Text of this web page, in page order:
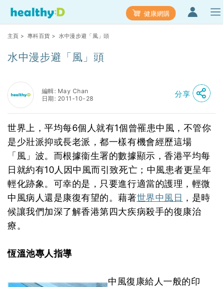
健康網購
主頁 > 專科百貨 > 水中漫步避「風」頭
水中漫步避「風」頭
編輯: May Chan
日期: 2011-10-28
分享
世界上，平均每6個人就有1個曾罹患中風，不管你
是少壯派抑或長老派，都一樣有機會經歷這場
「風」波。而根據衞生署的數據顯示，香港平均每
日就約有10人因中風而引致死亡；中風患者更呈年
輕化跡象。可幸的是，只要進行適當的護理，輕微
中風病人還是康復有望的。藉著世界中風日 ，是時
候讓我們加深了解香港第四大疾病殺手的復康治
療。
恆溫池專人指導
中風復康給人一般的印